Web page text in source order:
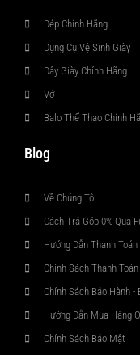
Dép Chính Hãng
Dụng Cụ Vệ Sinh Giày
Dây Giày Chính Hãng
Vớ
Balo Thể Thao Chính
Blog
Về Chúng Tôi
Cách Trả Góp 0% Qua
Hướng Dẫn Thanh
Chính Sách Thanh Toán
Chính Sách Bảo Hành -
Hướng Dẫn Mua Hàng
Chính Sách Bảo Mật